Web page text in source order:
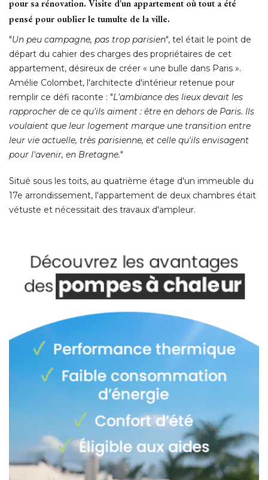
pour sa rénovation. Visite d'un appartement où tout a été
pensé pour oublier le tumulte de la ville.
"Un peu campagne, pas trop parisien", tel était le point de
départ du cahier des charges des propriétaires de cet
appartement, désireux de créer « une bulle dans Paris ».
Amélie Colombet, l'architecte d'intérieur retenue pour
remplir ce défi raconte : "L'ambiance des lieux devait les
rapprocher de ce qu'ils aiment : être en dehors de Paris. Ils
voulaient que leur logement marque une transition entre
leur vie actuelle, très parisienne, et celle qu'ils envisagent
pour l'avenir, en Bretagne."
Situé sous les toits, au quatrième étage d'un immeuble du
17e arrondissement, l'appartement de deux chambres était
vétuste et nécessitait des travaux d'ampleur.